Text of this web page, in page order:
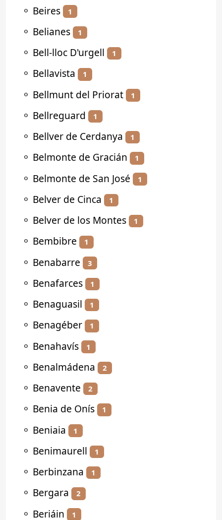
⚬ Beires 1
⚬ Belianes 1
⚬ Bell-lloc D'urgell 1
⚬ Bellavista 1
⚬ Bellmunt del Priorat 1
⚬ Bellreguard 1
⚬ Bellver de Cerdanya 1
⚬ Belmonte de Gracián 1
⚬ Belmonte de San José 1
⚬ Belver de Cinca 1
⚬ Belver de los Montes 1
⚬ Bembibre 1
⚬ Benabarre 3
⚬ Benafarces 1
⚬ Benaguasil 1
⚬ Benagéber 1
⚬ Benahavís 1
⚬ Benalmádena 2
⚬ Benavente 2
⚬ Benia de Onís 1
⚬ Beniaia 1
⚬ Benimaurell 1
⚬ Berbinzana 1
⚬ Bergara 2
⚬ Beriáin 1